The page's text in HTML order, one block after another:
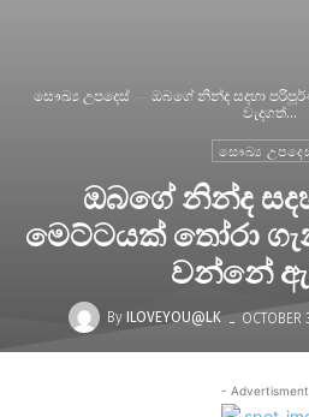
සෞඛ්‍ය උපදෙස්
ඔබගේ නින්ද සදහා
වැදගත්...
සෞඛ්‍ය
ඔබගේ නින්ද
මෙට්ටයක් තෝරා
වන්නේ
By ILOVEYOU@LK - OCTOBER
-